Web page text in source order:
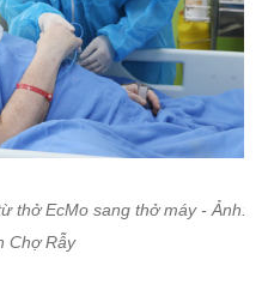
thở EcMo sang thở máy - Ảnh:
Chợ Rẫy